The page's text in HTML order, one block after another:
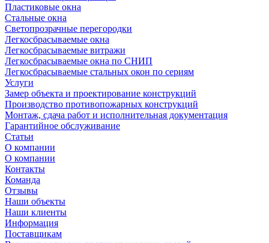
Пластиковые окна
Стальные окна
Светопрозрачные перегородки
Легкосбрасываемые окна
Легкосбрасываемые витражи
Легкосбрасываемые окна по СНИП
Легкосбрасываемые стальных окон по сериям
Услуги
Замер объекта и проектирование конструкций
Производство противопожарных конструкций
Монтаж, сдача работ и исполнительная документация
Гарантийное обслуживание
Статьи
О компании
О компании
Контакты
Команда
Отзывы
Наши объекты
Наши клиенты
Информация
Поставщикам